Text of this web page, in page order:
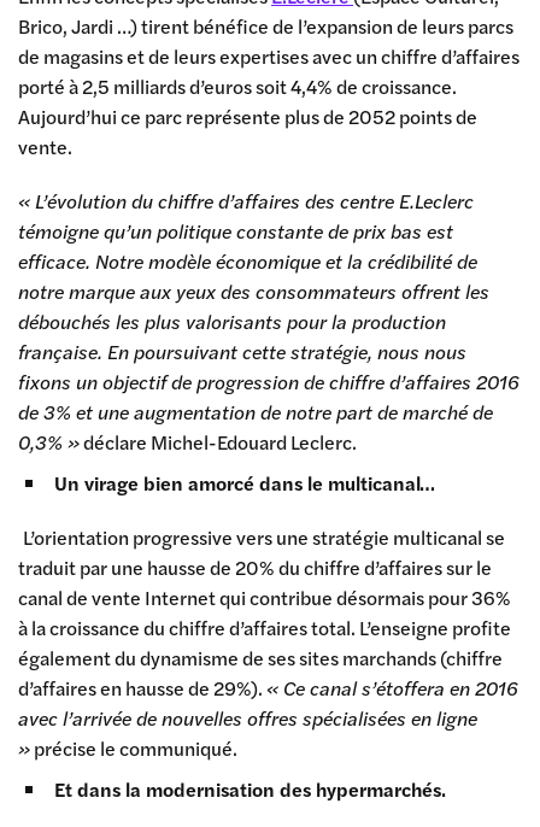
Brico, Jardi …) tirent bénéfice de l’expansion de leurs parcs
de magasins et de leurs expertises avec un chiffre d’affaires
porté à 2,5 milliards d’euros soit 4,4% de croissance.
Aujourd’hui ce parc représente plus de 2052 points de
vente.
« L’évolution du chiffre d’affaires des centre E.Leclerc
témoigne qu’un politique constante de prix bas est
efficace. Notre modèle économique et la crédibilité de
notre marque aux yeux des consommateurs offrent les
débouchés les plus valorisants pour la production
française. En poursuivant cette stratégie, nous nous
fixons un objectif de progression de chiffre d’affaires 2016
de 3% et une augmentation de notre part de marché de
0,3% »déclare Michel-Edouard Leclerc.
Un virage bien amorcé dans le multicanal…
L’orientation progressive vers une stratégie multicanal se
traduit par une hausse de 20% du chiffre d’affaires sur le
canal de vente Internet qui contribue désormais pour 36%
à la croissance du chiffre d’affaires total. L’enseigne profite
également du dynamisme de ses sites marchands (chiffre
d’affaires en hausse de 29%).« Ce canal s’étoffera en 2016
avec l’arrivée de nouvelles offres spécialisées en ligne
»précise le communiqué.
Et dans la modernisation des hypermarchés.